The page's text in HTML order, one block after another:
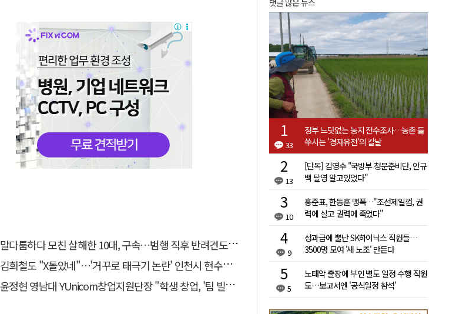
말다툼하다 모친 살해한 10대, 구속…범행 직후 반려견도 죽여
김희철도 "X돌았네"…'거꾸로 태극기 논란' 인천시 현수막, 이틀 만에 철거
윤정현 영남대 YUnicorn창업지원단장 "학생 창업, '팀 빌딩'이 제일 중요"
댓글 많은 뉴스
33
정부 느닷없는 농지 전수조사…농촌 들
쑤시는 '경자유전'의 칼날
13
[단독] 김영수 "국방부 청문준비단, 안규
백 탈영 알고있었다"
10
홍준표, 한동훈 맹폭…"조선제일껌, 권
력에 살고 권력에 죽었다"
9
성과급에 뿔난 SK하이닉스 직원들…
3500명 모여 '새 노조' 만든다
5
노태악 출장에 부인 별도 일정 수행 직원
도…보고서엔 '공식일정 참석'